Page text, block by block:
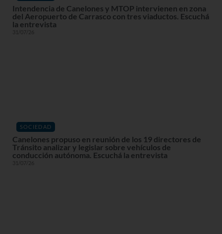
Intendencia de Canelones y MTOP intervienen en zona
del Aeropuerto de Carrasco con tres viaductos. Escuchá
la entrevista
31/07/26
SOCIEDAD
Canelones propuso en reunión de los 19 directores de
Tránsito analizar y legislar sobre vehículos de
conducción autónoma. Escuchá la entrevista
31/07/26